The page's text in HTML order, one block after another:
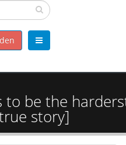
to be the
story]